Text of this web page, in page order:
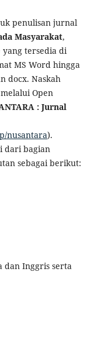
penulisan jurnal
Masyarakat,
yang tersedia di
MS Word hingga
docx. Naskah
Open
: Jurnal
nusantara).
dari bagian
sebagai berikut:
Inggris serta